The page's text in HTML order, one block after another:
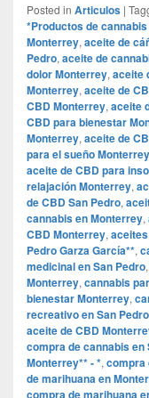
Posted in Articulos |
*Productos de
Monterrey, aceite de
Pedro, aceite de
dolor Monterrey, aceite
Monterrey, aceite de
CBD Monterrey, aceite
CBD para bienestar
Monterrey, aceite de
para el sueño Monterrey
aceite de CBD para
relajación Monterrey,
de CBD San Pedro,
cannabis en Monterrey,
CBD Monterrey,
Pedro Garza García**,
medicinal en San Pedro,
Monterrey, cannabis
bienestar Monterrey,
recreativo en San Pedro
aceite de CBD
compra de cannabis en
Monterrey** - *, compra
de marihuana en
compra de marihuana